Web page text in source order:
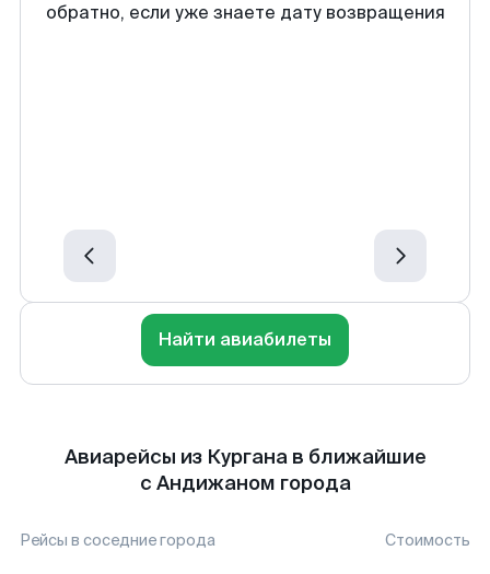
обратно, если уже знаете дату возвращения
Найти авиабилеты
Авиарейсы из Кургана в ближайшие
с Андижаном города
Рейсы в соседние города Стоимость